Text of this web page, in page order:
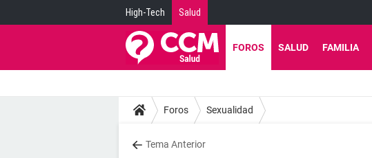
High-Tech Salud
FOROS SALUD FAMILIA
Foros Sexualidad
Tema Anterior